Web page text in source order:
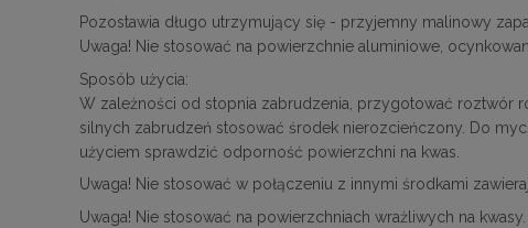
Pozostawia długo utrzymujący się - przyjemny malinowy
Uwaga! Nie stosować na powierzchnie aluminiowe,
Sposób użycia:
W zależności od stopnia zabrudzenia, przygotować roztwór
silnych zabrudzeń stosować środek nierozcieńczony. Do
użyciem sprawdzić odporność powierzchni na kwas.
Uwaga! Nie stosować w połączeniu z innymi środkami
Uwaga! Nie stosować na powierzchniach wrażliwych na kwasy.